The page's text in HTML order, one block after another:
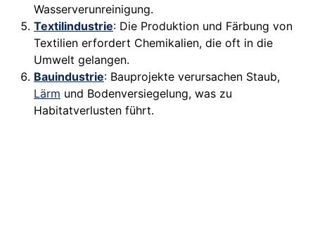
Wasserverunreinigung.
Textilindustrie: Die Produktion und Färbung von
Textilien erfordert Chemikalien, die oft in die
Umwelt gelangen.
Bauindustrie: Bauprojekte verursachen Staub,
Lärm und Bodenversiegelung, was zu
Habitatverlusten führt.